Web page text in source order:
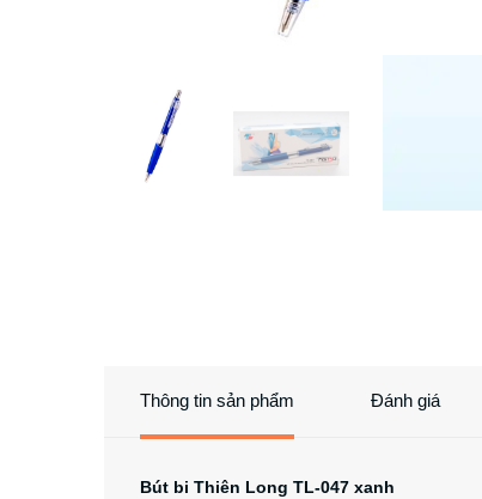
Thông tin sản phẩm Đánh giá
Bút bi Thiên Long TL-047 xanh